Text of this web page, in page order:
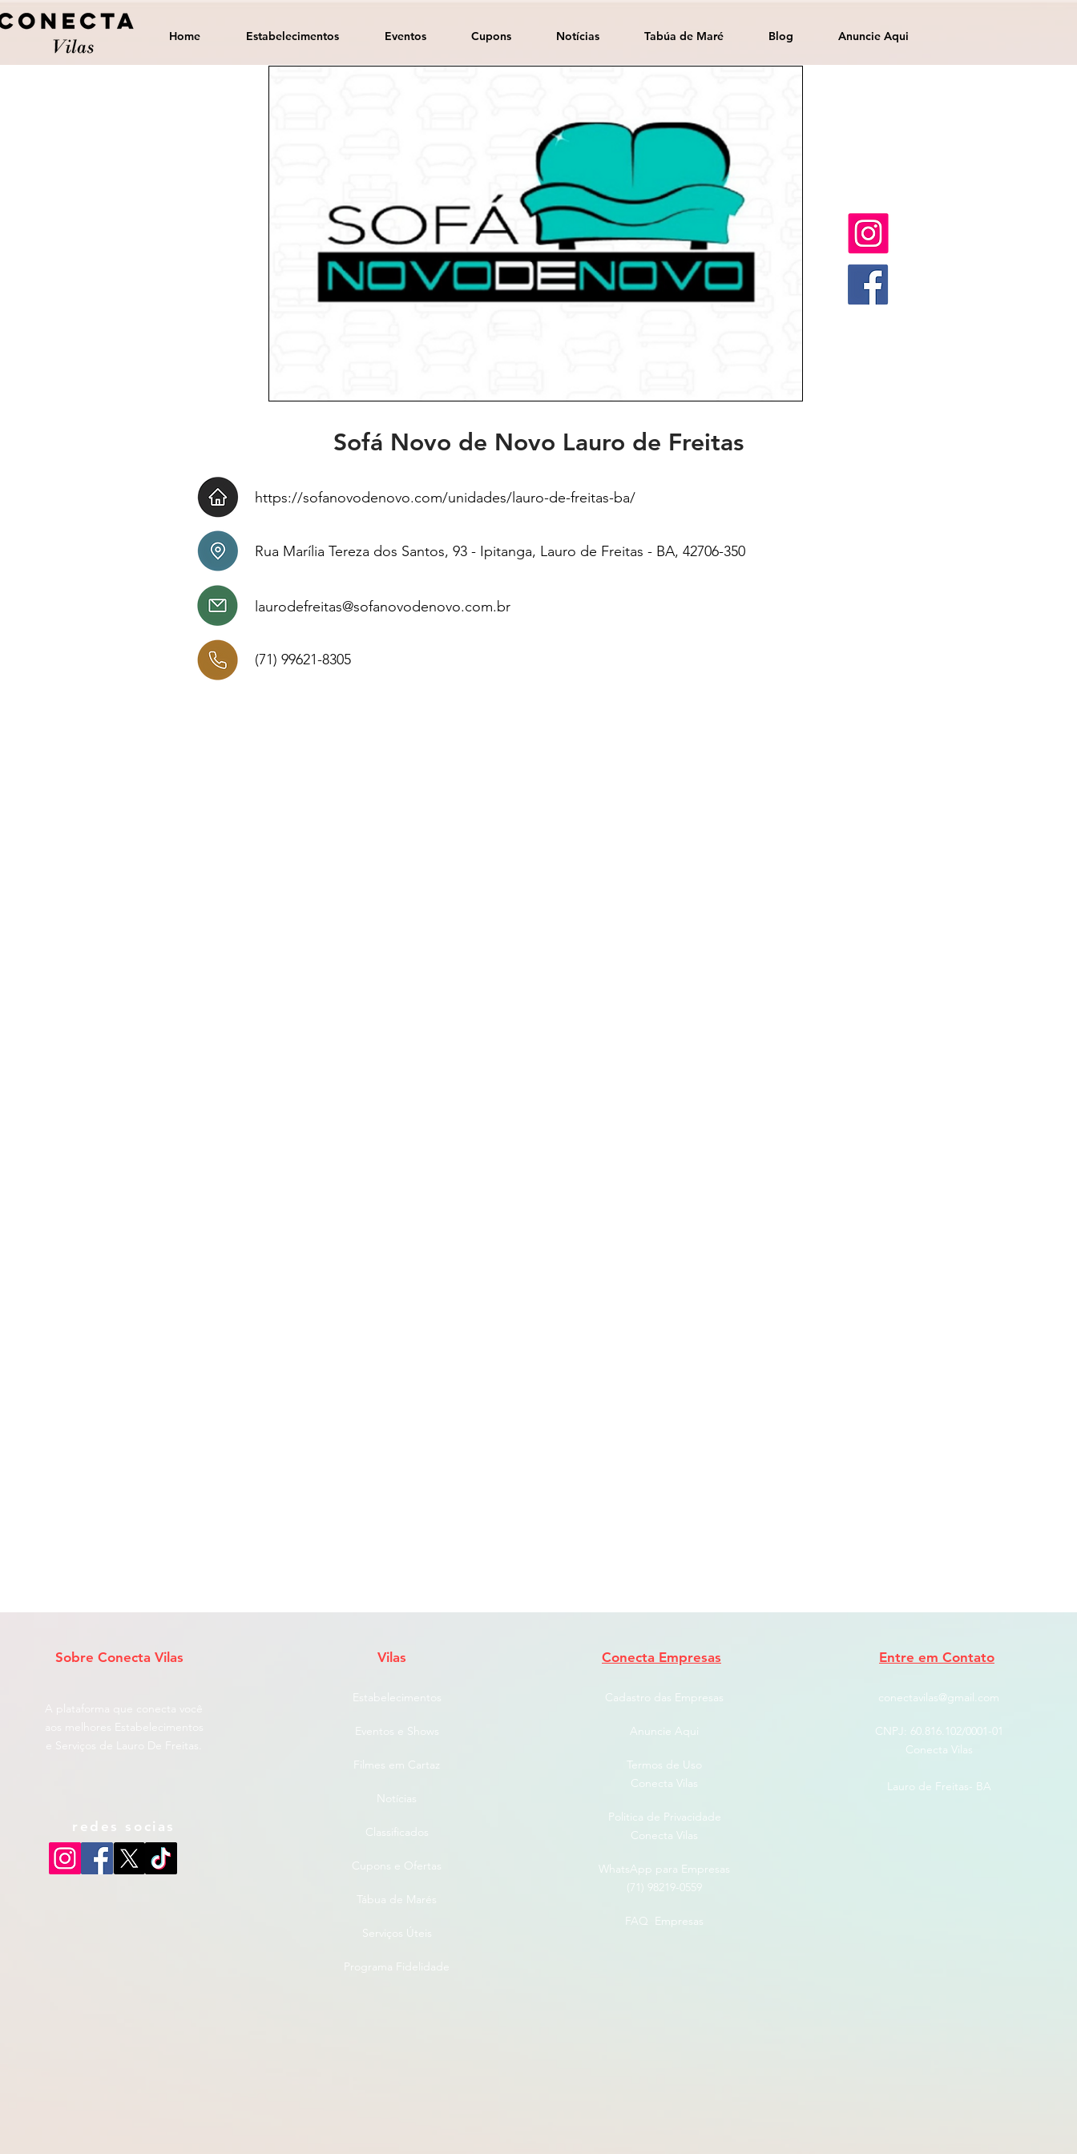
Home Estabelecimentos Eventos Cupons Notícias Tabúa de Maré Blog Anuncie Aqui
Sofá Novo de Novo Lauro de Freitas
https://sofanovodenovo.com/unidades/lauro-de-freitas-ba/
Rua Marília Tereza dos Santos, 93 - Ipitanga, Lauro de Freitas - BA, 42706-350
laurodefreitas@sofanovodenovo.com.br
(71) 99621-8305
Sobre Conecta Vilas
A plataforma que conecta você
aos melhores Estabelecimentos
redes socias
Vilas
Estabelecimentos
Eventos e Shows
Filmes em Cartaz
Notícias
Classificados
Cupons e Ofertas
Tábua de Marés
Serviços Úteis
Programa Fidelidade
Conecta Empresas
Cadastro das Empresas
Anuncie Aqui
Termos de Uso
Conecta Vilas
Politica de Privacidade
Conecta Vilas
WhatsApp para Empresas
(71) 98219-0559
FAQ Empresas
Entre em Contato
conectavilas@gmail.com
CNPJ: ​60.816.102/0001-01
Conecta Vilas
Lauro de Freitas- BA